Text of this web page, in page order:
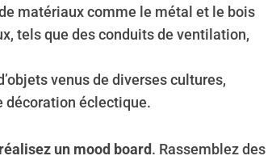
matériaux comme le métal et le bois
tels que des conduits de ventilation,
venus de diverses cultures,
décoration éclectique.
réalisez un mood board. Rassemblez des